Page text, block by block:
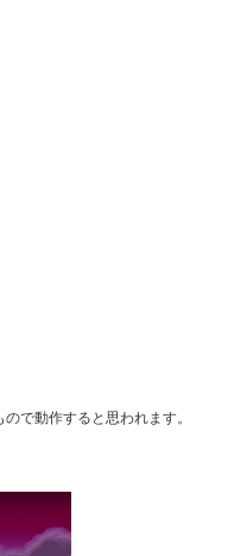
で動作すると思われます。